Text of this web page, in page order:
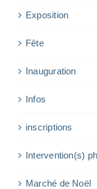
Exposition
Fête
Inauguration
Infos
inscriptions
Intervention(s)
Marché de Noël